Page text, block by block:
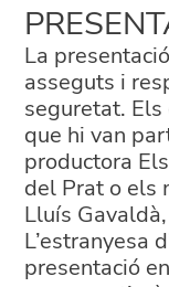
La
asseguts i
seguretat.
que hi van
productora
del Prat o els
Lluís
L’estranyesa
presentació